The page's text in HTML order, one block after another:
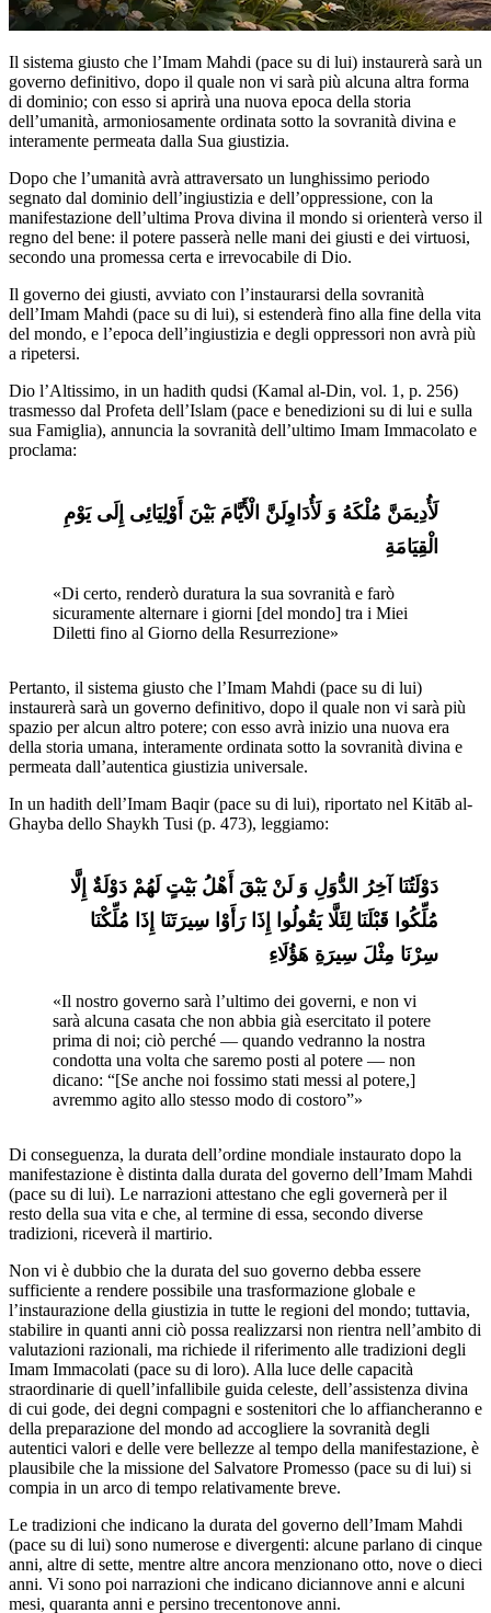
Il sistema giusto che l’Imam Mahdi (pace su di lui) instaurerà sarà un
governo definitivo, dopo il quale non vi sarà più alcuna altra forma
di dominio; con esso si aprirà una nuova epoca della storia
dell’umanità, armoniosamente ordinata sotto la sovranità divina e
interamente permeata dalla Sua giustizia.
Dopo che l’umanità avrà attraversato un lunghissimo periodo
segnato dal dominio dell’ingiustizia e dell’oppressione, con la
manifestazione dell’ultima Prova divina il mondo si orienterà verso il
regno del bene: il potere passerà nelle mani dei giusti e dei virtuosi,
secondo una promessa certa e irrevocabile di Dio.
Il governo dei giusti, avviato con l’instaurarsi della sovranità
dell’Imam Mahdi (pace su di lui), si estenderà fino alla fine della vita
del mondo, e l’epoca dell’ingiustizia e degli oppressori non avrà più
a ripetersi.
Dio l’Altissimo, in un hadith qudsi (Kamal al-Din, vol. 1, p. 256)
trasmesso dal Profeta dell’Islam (pace e benedizioni su di lui e sulla
sua Famiglia), annuncia la sovranità dell’ultimo Imam Immacolato e
proclama:
الْقِیَامَةِ
«Di certo, renderò duratura la sua sovranità e farò
sicuramente alternare i giorni [del mondo] tra i Miei
Diletti fino al Giorno della Resurrezione»
Pertanto, il sistema giusto che l’Imam Mahdi (pace su di lui)
instaurerà sarà un governo definitivo, dopo il quale non vi sarà più
spazio per alcun altro potere; con esso avrà inizio una nuova era
della storia umana, interamente ordinata sotto la sovranità divina e
permeata dall’autentica giustizia universale.
In un hadith dell’Imam Baqir (pace su di lui), riportato nel Kitāb al-
Ghayba dello Shaykh Tusi (p. 473), leggiamo:
سِرْنَا مِثْلَ سِیرَةِ هَؤُلَاءِ
«Il nostro governo sarà l’ultimo dei governi, e non vi
sarà alcuna casata che non abbia già esercitato il potere
prima di noi; ciò perché — quando vedranno la nostra
condotta una volta che saremo posti al potere — non
dicano: “[Se anche noi fossimo stati messi al potere,]
avremmo agito allo stesso modo di costoro”»
Di conseguenza, la durata dell’ordine mondiale instaurato dopo la
manifestazione è distinta dalla durata del governo dell’Imam Mahdi
(pace su di lui). Le narrazioni attestano che egli governerà per il
resto della sua vita e che, al termine di essa, secondo diverse
tradizioni, riceverà il martirio.
Non vi è dubbio che la durata del suo governo debba essere
sufficiente a rendere possibile una trasformazione globale e
l’instaurazione della giustizia in tutte le regioni del mondo; tuttavia,
stabilire in quanti anni ciò possa realizzarsi non rientra nell’ambito di
valutazioni razionali, ma richiede il riferimento alle tradizioni degli
Imam Immacolati (pace su di loro). Alla luce delle capacità
straordinarie di quell’infallibile guida celeste, dell’assistenza divina
di cui gode, dei degni compagni e sostenitori che lo affiancheranno e
della preparazione del mondo ad accogliere la sovranità degli
autentici valori e delle vere bellezze al tempo della manifestazione, è
plausibile che la missione del Salvatore Promesso (pace su di lui) si
compia in un arco di tempo relativamente breve.
Le tradizioni che indicano la durata del governo dell’Imam Mahdi
(pace su di lui) sono numerose e divergenti: alcune parlano di cinque
anni, altre di sette, mentre altre ancora menzionano otto, nove o dieci
anni. Vi sono poi narrazioni che indicano diciannove anni e alcuni
mesi, quaranta anni e persino trecentonove anni.